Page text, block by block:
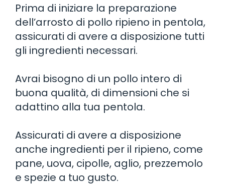
Prima di iniziare la preparazione
dell’arrosto di pollo ripieno in pentola,
assicurati di avere a disposizione tutti
gli ingredienti necessari.
Avrai bisogno di un pollo intero di
buona qualità, di dimensioni che si
adattino alla tua pentola.
Assicurati di avere a disposizione
anche ingredienti per il ripieno, come
pane, uova, cipolle, aglio, prezzemolo
e spezie a tuo gusto.